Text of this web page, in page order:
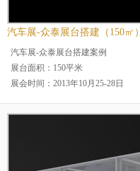
汽车展-众泰展台搭建（150㎡）
汽车展-众泰展台搭建案例
展台面积：150平米
展会时间：2013年10月25-28日
展会地点：浙江
展览场馆：浙江永康国际会展